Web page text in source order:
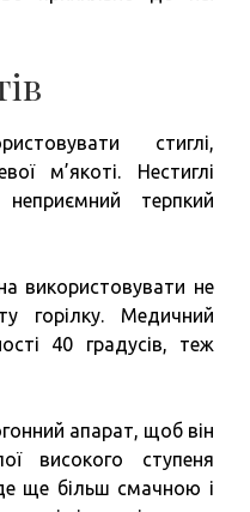
стиглі,
м’якоті. Нестиглі
терпкий
використовувати не
горілку. Медичний
40 градусів, теж
апарат, щоб він
високого ступеня
ще більш смачною і